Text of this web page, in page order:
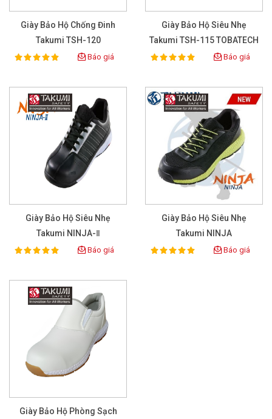
Giày Bảo Hộ Chống Đinh
Takumi TSH-120
Rating:
100% Báo giá
Giày Bảo Hộ Siêu Nhẹ
Takumi TSH-115 TOBATECH
Rating:
100% Báo giá
Giày Bảo Hộ Siêu Nhẹ
Takumi NINJA-Ⅱ
Rating:
100% Báo giá
Giày Bảo Hộ Siêu Nhẹ
Takumi NINJA
Rating:
100% Báo giá
Giày Bảo Hộ Phòng Sạch